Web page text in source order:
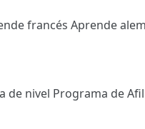
francés Aprende
de nivel Programa de